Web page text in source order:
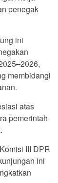
penegak
ini
membidangi
atas
pemerintah
III DPR
ini